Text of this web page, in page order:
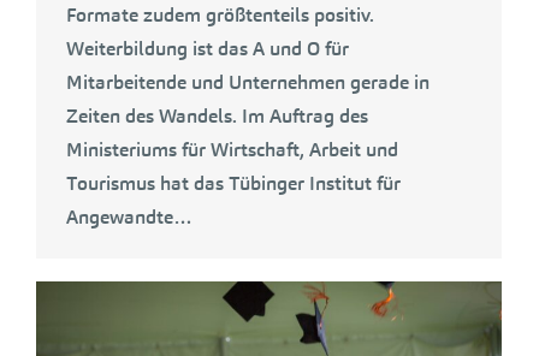
Formate zudem größtenteils positiv.
Weiterbildung ist das A und O für
Mitarbeitende und Unternehmen gerade in
Zeiten des Wandels. Im Auftrag des
Ministeriums für Wirtschaft, Arbeit und
Tourismus hat das Tübinger Institut für
Angewandte…